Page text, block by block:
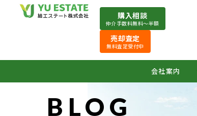
購入相談
仲介手数料無料〜半額
売却査定
無料査定受付中
会社案内
BLOG